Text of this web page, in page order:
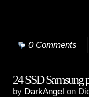
0 Comments
24 SSD Samsung
by DarkAngel on